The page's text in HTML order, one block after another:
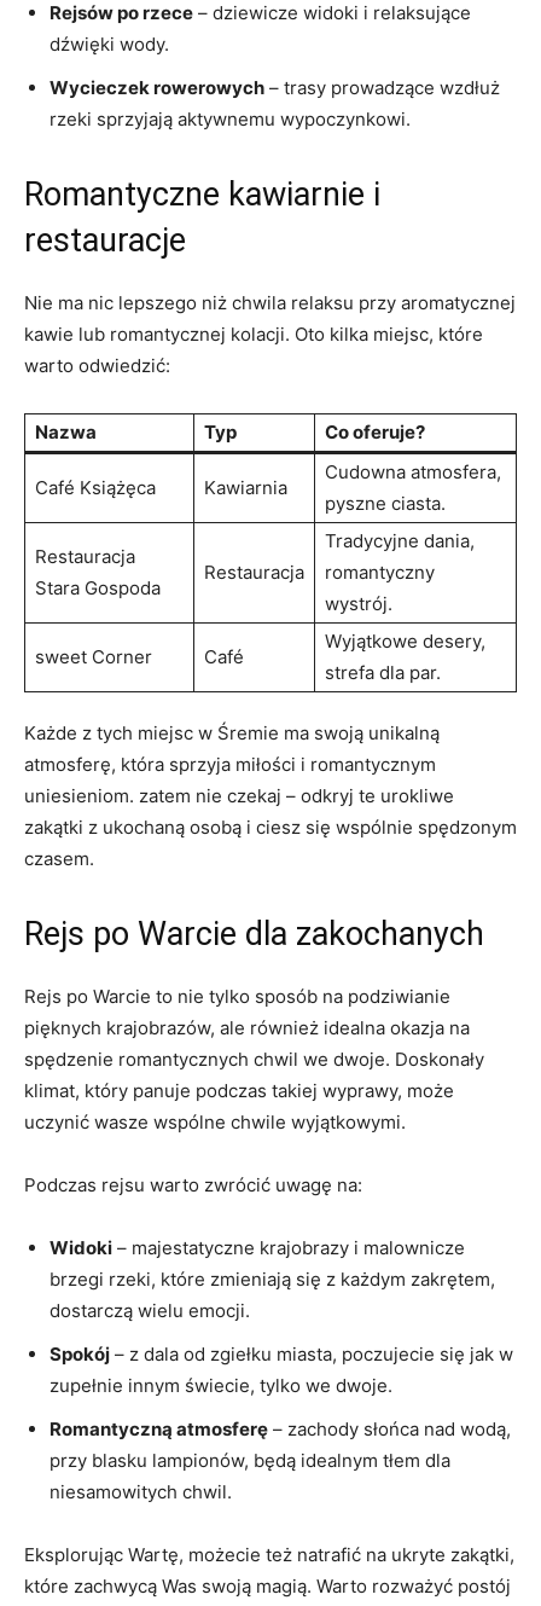
Rejsów po rzece – dziewicze widoki i ⁢relaksujące
dźwięki wody.
Wycieczek rowerowych –⁢ trasy prowadzące wzdłuż
rzeki⁤ sprzyjają aktywnemu wypoczynkowi.
Romantyczne kawiarnie i
restauracje
Nie ma nic lepszego ‍niż​ chwila relaksu przy aromatycznej
kawie lub romantycznej kolacji. Oto kilka miejsc, które
warto odwiedzić:
Nazwa Typ Co oferuje?
Café Książęca Kawiarnia
Cudowna atmosfera,
pyszne ciasta.
Restauracja
Stara Gospoda
Restauracja
Tradycyjne dania,
romantyczny
wystrój.
sweet Corner Café
Wyjątkowe desery,
strefa dla par.
Każde z tych miejsc w Śremie ma swoją unikalną
atmosferę, która sprzyja miłości i romantycznym​
uniesieniom.⁢ zatem nie czekaj – odkryj te‌ urokliwe
zakątki‌ z ukochaną osobą i ciesz się wspólnie spędzonym
czasem.
Rejs po Warcie dla zakochanych
Rejs po Warcie to nie tylko sposób na podziwianie
pięknych krajobrazów, ale również idealna okazja na
spędzenie romantycznych chwil we dwoje. Doskonały
klimat, który panuje podczas takiej wyprawy, może
uczynić wasze wspólne chwile wyjątkowymi.
Podczas rejsu warto zwrócić uwagę na:
Widoki – majestatyczne krajobrazy i malownicze
brzegi ‌rzeki,⁢ które zmieniają się z każdym⁣ zakrętem,
dostarczą wielu emocji.
Spokój – z dala od zgiełku miasta, poczujecie się‍ jak w
zupełnie innym świecie, tylko we dwoje.
Romantyczną atmosferę – zachody ​słońca nad wodą,
przy blasku lampionów, będą idealnym tłem ‌dla ​
niesamowitych chwil.
Eksplorując Wartę, możecie też natrafić na ukryte zakątki,
które zachwycą⁢ Was ‍swoją magią. Warto‍ rozważyć postój‍